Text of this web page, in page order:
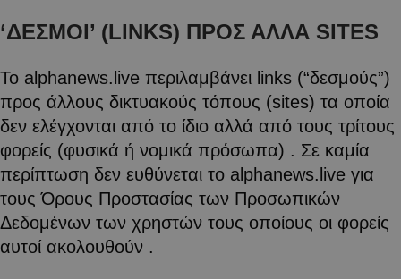
‘ΔΕΣΜΟΙ’ (LINKS) ΠΡΟΣ ΑΛΛΑ SITES
Το alphanews.live περιλαμβάνει links (“δεσμούς”)
προς άλλους δικτυακούς τόπους (sites) τα οποία
δεν ελέγχονται από το ίδιο αλλά από τους τρίτους
φορείς (φυσικά ή νομικά πρόσωπα) . Σε καμία
περίπτωση δεν ευθύνεται το alphanews.live για
τους Όρους Προστασίας των Προσωπικών
Δεδομένων των χρηστών τους οποίους οι φορείς
αυτοί ακολουθούν .